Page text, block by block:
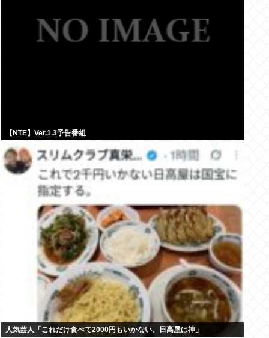
【NTE】Ver.1.3予告番組
人気芸人「これだけ食べて2000円もいかない、日高屋は神」